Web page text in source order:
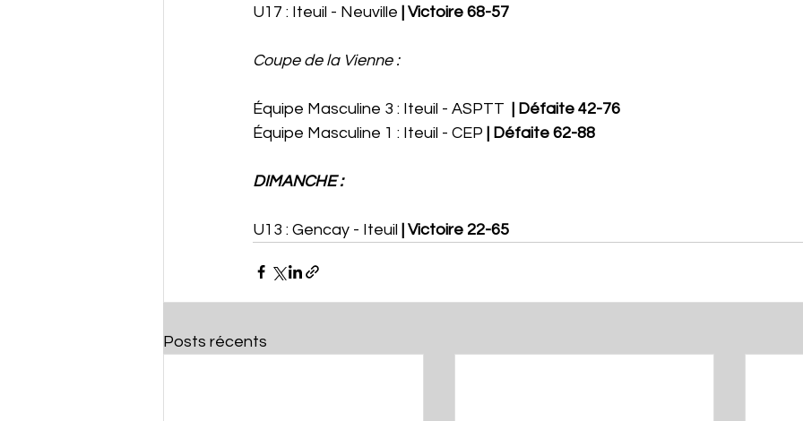
U17 : Iteuil - Neuville
| Victoire 68-57
Coupe de la Vienne :
Équipe Masculine 3 : Iteuil - ASPTT
| Défaite 42-76
Équipe Masculine 1 : Iteuil - CEP
| Défaite 62-88
DIMANCHE :
U13 : Gencay - Iteuil | Victoire 22-65
Posts récents